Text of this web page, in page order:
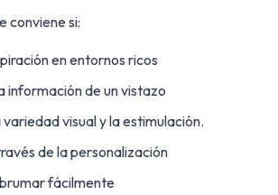
conviene si:
en entornos ricos
información de un vistazo
visual y la estimulación.
de la personalización
fácilmente